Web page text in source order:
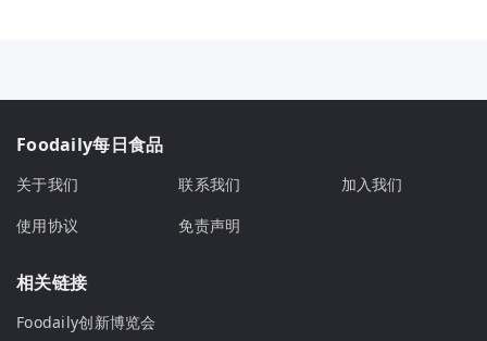
Foodaily每日食品
关于我们 联系我们
加入我们
使用协议
免责声明
相关链接
Foodaily创新博览会